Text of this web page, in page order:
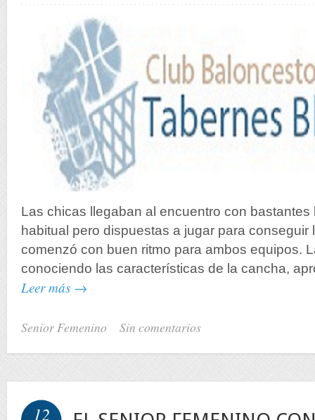
Las chicas llegaban al encuentro con bastantes
habitual pero dispuestas a jugar para conseguir
comenzó con buen ritmo para ambos equipos.
conociendo las características de la cancha,
Leer más →
Senior Femenino Sin comentarios
12